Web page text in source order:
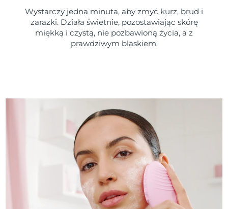
Wystarczy jedna minuta, aby zmyć kurz, brud i
zarazki. Działa świetnie, pozostawiając skórę
miękką i czystą, nie pozbawioną życia, a z
prawdziwym blaskiem.